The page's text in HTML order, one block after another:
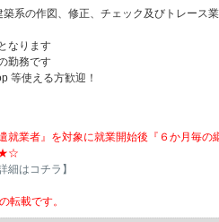
築系の作図、修正、チェック及びトレース
なります
勤務です
等使える方歓迎！
業者』を対象に就業開始後『６か月毎の
★☆
詳細はコチラ】
転載です。